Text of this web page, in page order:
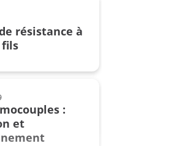
de racine
résistance à
fils
:
et